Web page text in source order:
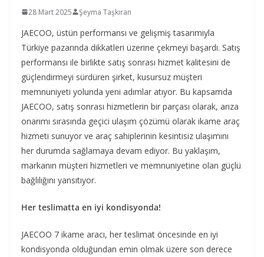
28 Mart 2025 Şeyma Taşkıran
JAECOO, üstün performansı ve gelişmiş tasarımıyla
Türkiye pazarında dikkatleri üzerine çekmeyi başardı. Satış
performansı ile birlikte satış sonrası hizmet kalitesini de
güçlendirmeyi sürdüren şirket, kusursuz müşteri
memnuniyeti yolunda yeni adımlar atıyor. Bu kapsamda
JAECOO, satış sonrası hizmetlerin bir parçası olarak, arıza
onarımı sırasında geçici ulaşım çözümü olarak ikame araç
hizmeti sunuyor ve araç sahiplerinin kesintisiz ulaşımını
her durumda sağlamaya devam ediyor. Bu yaklaşım,
markanın müşteri hizmetleri ve memnuniyetine olan güçlü
bağlılığını yansıtıyor.
Her teslimatta en iyi kondisyonda!
JAECOO 7 ikame aracı, her teslimat öncesinde en iyi
kondisyonda olduğundan emin olmak üzere son derece